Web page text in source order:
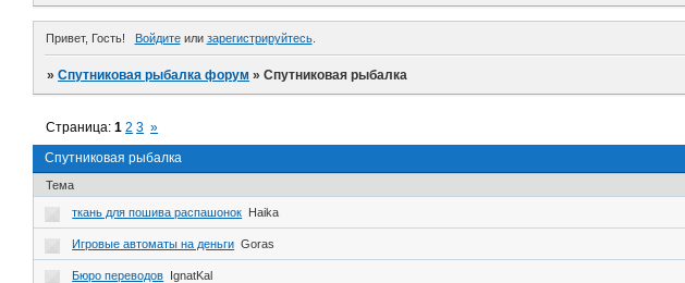
Привет, Гость! Войдитеили зарегистрируйтесь.
»Спутниковая рыбалка форум »Спутниковая рыбалка
Спутниковая рыбалка
Страница:1 2 3 »
Тема
ткань для пошива распашонок Haika
Игровые автоматы на деньги Goras
Бюро переводов IgnatKal